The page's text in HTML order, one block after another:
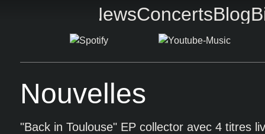
NewsConcertsBlog
Nouvelles
"Back in Toulouse" EP collector avec 4 titres